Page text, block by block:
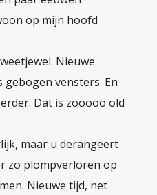
op mijn hoofd
Nieuwe
vensters. En
Dat is zooooo old
maar u derangeert
zo plompverloren op
Nieuwe tijd, net